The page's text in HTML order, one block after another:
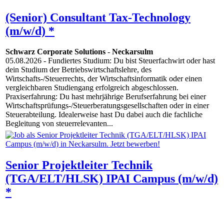
(Senior) Consultant Tax-Technology
(m/w/d) *
Schwarz Corporate Solutions - Neckarsulm
05.08.2026 - Fundiertes Studium: Du bist Steuerfachwirt oder hast
dein Studium der Betriebswirtschaftslehre, des
Wirtschafts-/Steuerrechts, der Wirtschaftsinformatik oder einen
vergleichbaren Studiengang erfolgreich abgeschlossen.
Praxiserfahrung: Du hast mehrjährige Berufserfahrung bei einer
Wirtschaftsprüfungs-/Steuerberatungsgesellschaften oder in einer
Steuerabteilung. Idealerweise hast Du dabei auch die fachliche
Begleitung von steuerrelevanten...
Senior Projektleiter Technik
(TGA/ELT/HLSK) IPAI Campus (m/w/d)
*